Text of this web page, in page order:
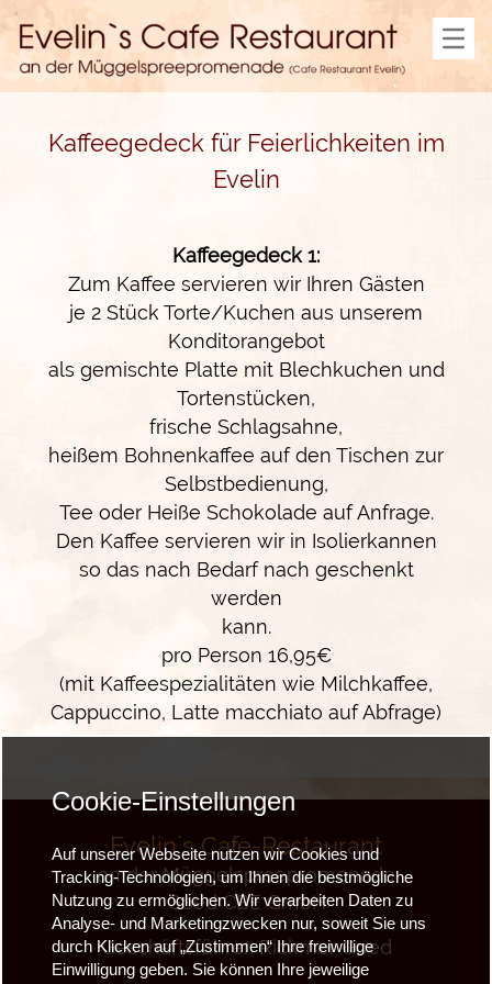
Startseite
Speisekarte
Büffet Brunch
Feierlichkeiten
Kaffeegedeck
Büffets
Hochzeitspauschale
Feiertage
Anfahrt
Impressum
Datenschutz
Kaffeegedeck für Feierlichkeiten im
Evelin
Kaffeegedeck 1:
Zum Kaffee servieren wir Ihren Gästen
je 2 Stück Torte/Kuchen aus unserem
Konditorangebot
als gemischte Platte mit Blechkuchen und
Tortenstücken,
frische Schlagsahne,
heißem Bohnenkaffee auf den Tischen zur
Selbstbedienung,
Tee oder Heiße Schokolade auf Anfrage.
Den Kaffee servieren wir in Isolierkannen
so das nach Bedarf nach geschenkt
werden
kann.
pro Person 16,95€
(mit Kaffeespezialitäten wie Milchkaffee,
Cappuccino, Latte macchiato auf Abfrage)
Evelin`s Cafe-Restaurant
an der Müggelspreepromenade
Goed CBE GmbH
Geschäftsführer: Rickmer Goed
Cookie-Einstellungen
Auf unserer Webseite nutzen wir Cookies und
Tracking-Technologien, um Ihnen die bestmögliche
Nutzung zu ermöglichen. Wir verarbeiten Daten zu
Analyse- und Marketingzwecken nur, soweit Sie uns
durch Klicken auf „Zustimmen“ Ihre freiwillige
Einwilligung geben. Sie können Ihre jeweilige